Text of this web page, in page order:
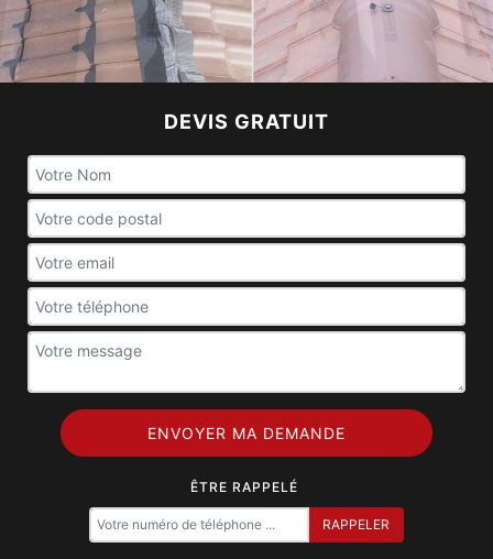
DEVIS GRATUIT
ÊTRE RAPPELÉ